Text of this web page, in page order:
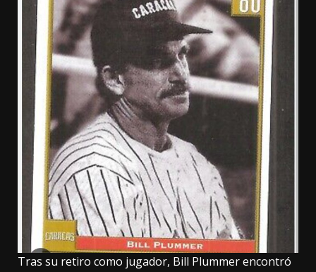
Tras su retiro como jugador, Bill Plummer encontró